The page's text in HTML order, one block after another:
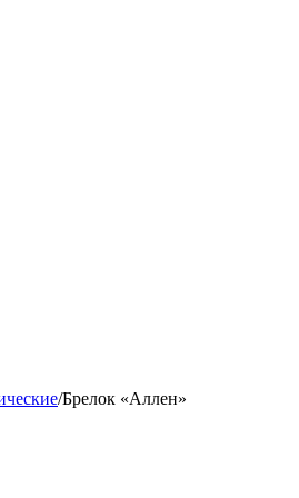
/Брелок «Аллен»